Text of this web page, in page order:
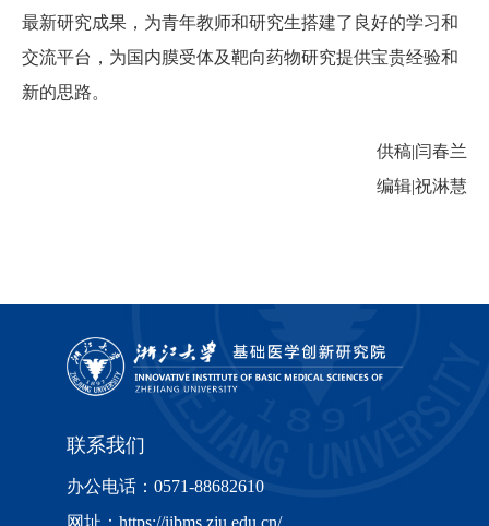
最新研究成果，为青年教师和研究生搭建了良好的学习和
交流平台，为国内膜受体及靶向药物研究提供宝贵经验和
新的思路。
供稿|闫春兰
编辑|祝淋慧
联系我们
办公电话：0571-88682610
网址：https://iibms.zju.edu.cn/